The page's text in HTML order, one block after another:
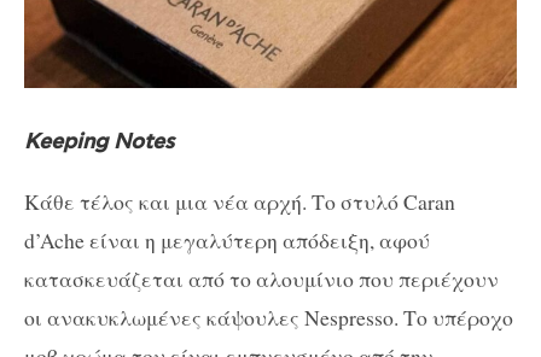
Keeping Notes
Κάθε τέλος και μια νέα αρχή. Το στυλόCaran
d’Ache είναι η μεγαλύτερη απόδειξη, αφού
κατασκευάζεται από το αλουμίνιο που περιέχουν
οι ανακυκλωμένες κάψουλες Nespresso. Το υπέροχο